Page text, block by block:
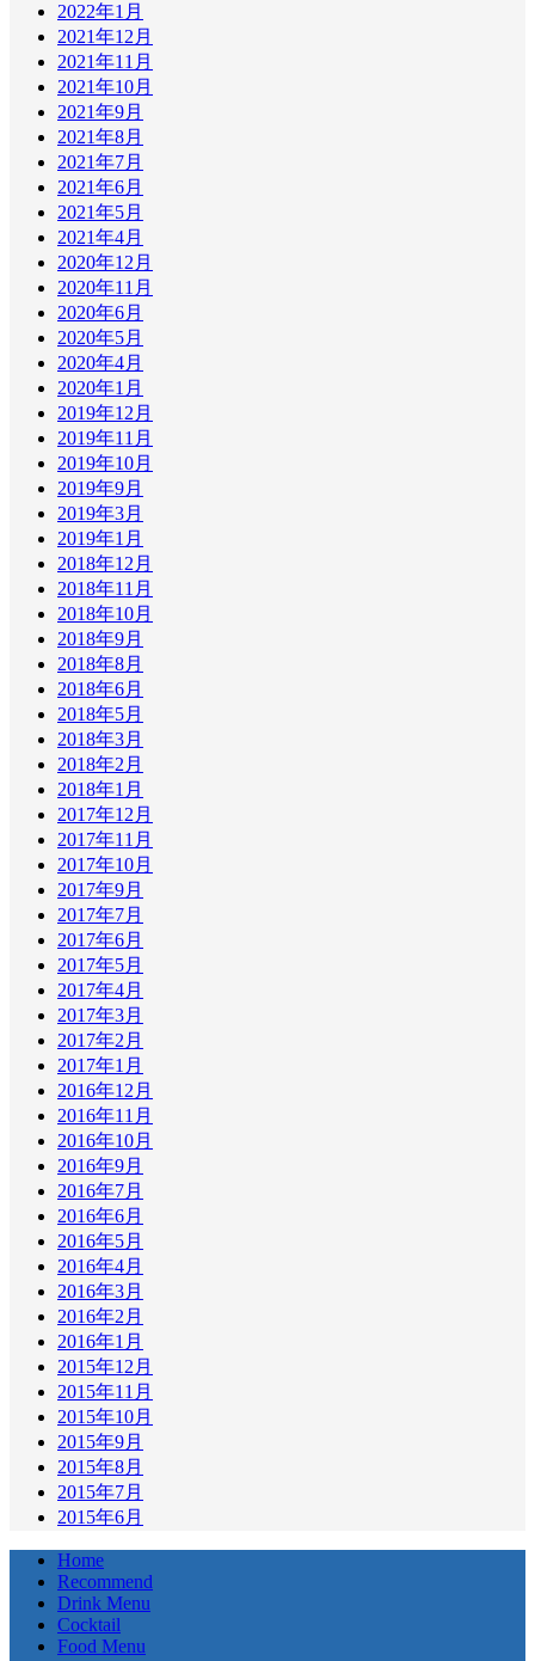
2022年1月
2021年12月
2021年11月
2021年10月
2021年9月
2021年8月
2021年7月
2021年6月
2021年5月
2021年4月
2020年12月
2020年11月
2020年6月
2020年5月
2020年4月
2020年1月
2019年12月
2019年11月
2019年10月
2019年9月
2019年3月
2019年1月
2018年12月
2018年11月
2018年10月
2018年9月
2018年8月
2018年6月
2018年5月
2018年3月
2018年2月
2018年1月
2017年12月
2017年11月
2017年10月
2017年9月
2017年7月
2017年6月
2017年5月
2017年4月
2017年3月
2017年2月
2017年1月
2016年12月
2016年11月
2016年10月
2016年9月
2016年7月
2016年6月
2016年5月
2016年4月
2016年3月
2016年2月
2016年1月
2015年12月
2015年11月
2015年10月
2015年9月
2015年8月
2015年7月
2015年6月
Home
Recommend
Drink Menu
Cocktail
Food Menu